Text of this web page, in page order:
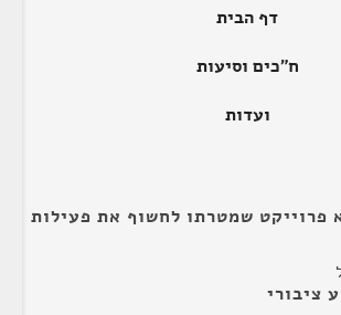
דף הבית
ח"כים וסיעות
ועדות
פרוייקט שמטרתו לחשוף את פעילות
ציבורי